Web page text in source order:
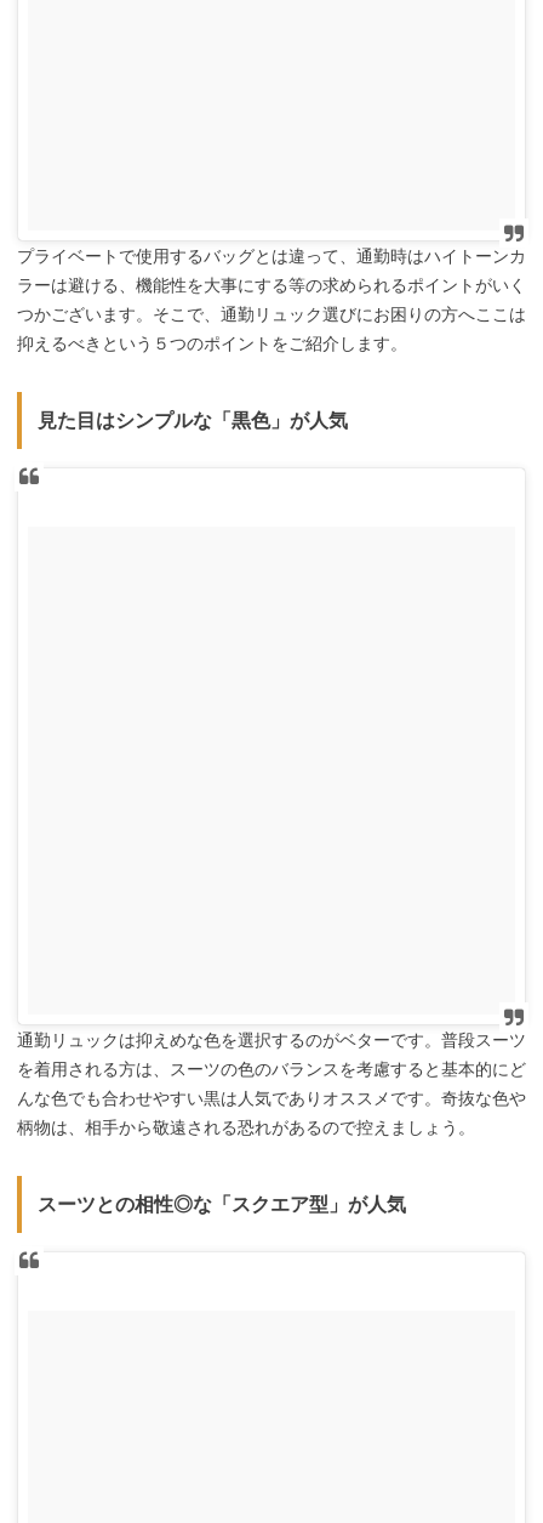
プライベートで使用するバッグとは違って、通勤時はハイトーンカ
ラーは避ける、機能性を大事にする等の求められるポイントがいく
つかございます。そこで、通勤リュック選びにお困りの方へここは
抑えるべきという５つのポイントをご紹介します。
見た目はシンプルな「黒色」が人気
通勤リュックは抑えめな色を選択するのがベターです。普段スーツ
を着用される方は、スーツの色のバランスを考慮すると基本的にど
んな色でも合わせやすい黒は人気でありオススメです。奇抜な色や
柄物は、相手から敬遠される恐れがあるので控えましょう。
スーツとの相性◎な「スクエア型」が人気